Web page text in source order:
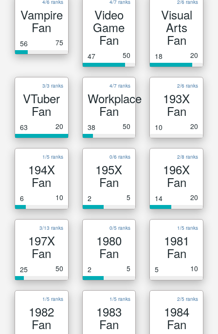
4/6 ranks
Vampire
Fan
56 75
4/7 ranks
Video
Game
Fan
47 50
2/6 ranks
Visual
Arts
Fan
18 20
3/3 ranks
VTuber
Fan
63 20
4/7 ranks
Workplace
Fan
38 50
2/6 ranks
193X
Fan
10 20
1/5 ranks
194X
Fan
6 10
0/6 ranks
195X
Fan
2 5
2/8 ranks
196X
Fan
14 20
3/13 ranks
197X
Fan
25 50
0/5 ranks
1980
Fan
2 5
1/5 ranks
1981
Fan
5 10
1/5 ranks
1982
Fan
1/5 ranks
1983
Fan
2/5 ranks
1984
Fan